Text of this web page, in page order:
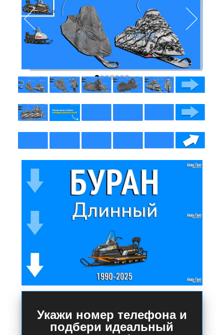
Укажи номер телефона и
подбери идеальный